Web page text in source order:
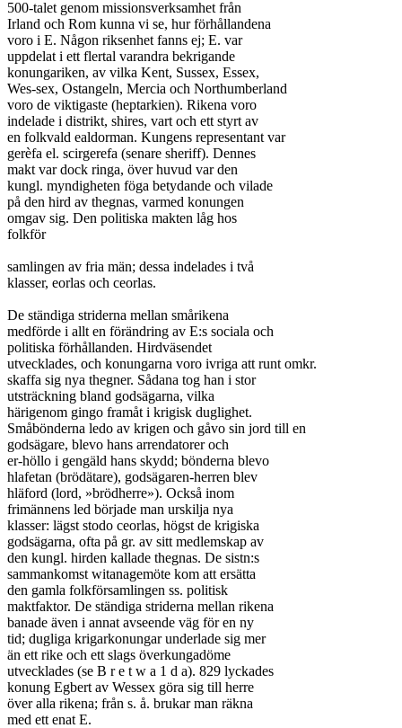
500-talet genom missionsverksamhet från
Irland och Rom kunna vi se, hur förhållandena
voro i E. Någon riksenhet fanns ej; E. var
uppdelat i ett flertal varandra bekrigande
konungariken, av vilka Kent, Sussex, Essex,
Wes-sex, Ostangeln, Mercia och Northumberland
voro de viktigaste (heptarkien). Rikena voro
indelade i distrikt, shires, vart och ett styrt av
en folkvald ealdorman. Kungens representant var
gerèfa el. scirgerefa (senare sheriff). Dennes
makt var dock ringa, över huvud var den
kungl. myndigheten föga betydande och vilade
på den hird av thegnas, varmed konungen
omgav sig. Den politiska makten låg hos
folkför
samlingen av fria män; dessa indelades i två
klasser, eorlas och ceorlas.
De ständiga striderna mellan smårikena
medförde i allt en förändring av E:s sociala och
politiska förhållanden. Hirdväsendet
utvecklades, och konungarna voro ivriga att runt omkr.
skaffa sig nya thegner. Sådana tog han i stor
utsträckning bland godsägarna, vilka
härigenom gingo framåt i krigisk duglighet.
Småbönderna ledo av krigen och gåvo sin jord till en
godsägare, blevo hans arrendatorer och
er-höllo i gengäld hans skydd; bönderna blevo
hlafetan (brödätare), godsägaren-herren blev
hläford (lord, »brödherre»). Också inom
frimännens led började man urskilja nya
klasser: lägst stodo ceorlas, högst de krigiska
godsägarna, ofta på gr. av sitt medlemskap av
den kungl. hirden kallade thegnas. De sistn:s
sammankomst witanagemöte kom att ersätta
den gamla folkförsamlingen ss. politisk
maktfaktor. De ständiga striderna mellan rikena
banade även i annat avseende väg för en ny
tid; dugliga krigarkonungar underlade sig mer
än ett rike och ett slags överkungadöme
utvecklades (se B r e t w a 1 d a). 829 lyckades
konung Egbert av Wessex göra sig till herre
över alla rikena; från s. å. brukar man räkna
med ett enat E.